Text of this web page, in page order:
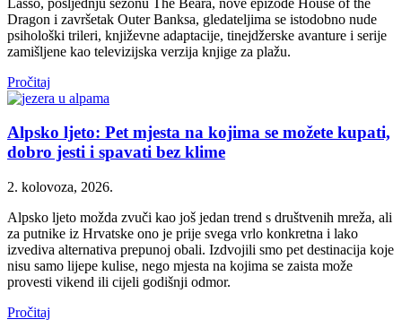
Dragon i završetak Outer Banksa, gledateljima se istodobno nude
psihološki trileri, književne adaptacije, tinejdžerske avanture i serije
zamišljene kao televizijska verzija knjige za plažu.
Pročitaj
Alpsko ljeto: Pet mjesta na kojima se možete kupati,
dobro jesti i spavati bez klime
2. kolovoza, 2026.
Alpsko ljeto možda zvuči kao još jedan trend s društvenih mreža, ali
za putnike iz Hrvatske ono je prije svega vrlo konkretna i lako
izvediva alternativa prepunoj obali. Izdvojili smo pet destinacija koje
nisu samo lijepe kulise, nego mjesta na kojima se zaista može
provesti vikend ili cijeli godišnji odmor.
Pročitaj